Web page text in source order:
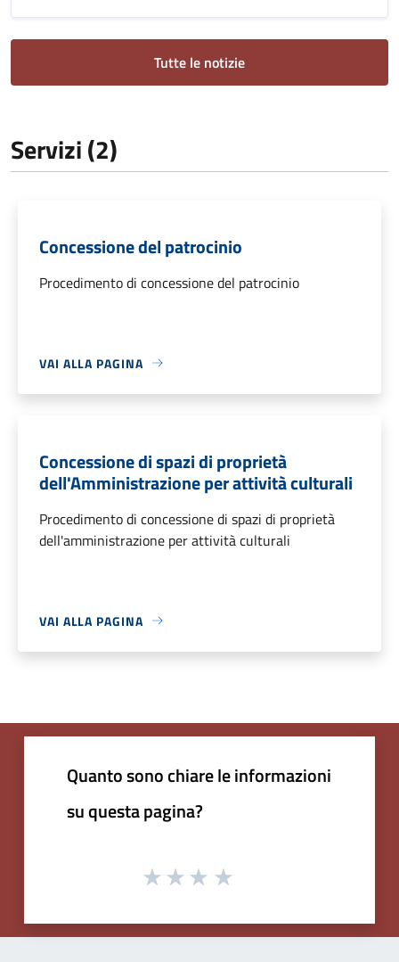
Tutte le notizie
Servizi (2)
Concessione del patrocinio
Procedimento di concessione del patrocinio
VAI ALLA PAGINA
Concessione di spazi di proprietà
dell'Amministrazione per attività culturali
Procedimento di concessione di spazi di proprietà
dell'amministrazione per attività culturali
VAI ALLA PAGINA
Quanto sono chiare le informazioni
su questa pagina?